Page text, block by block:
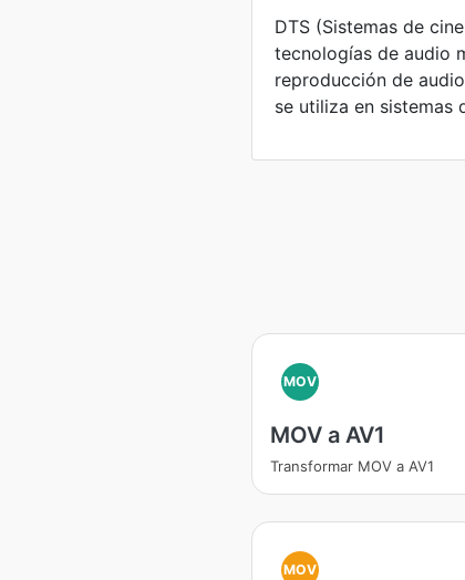
DTS (Sistemas de
tecnologías de audio
reproducción de
se utiliza en sistemas
MOV
MOV a AV1
Transformar MOV a AV1
MOV